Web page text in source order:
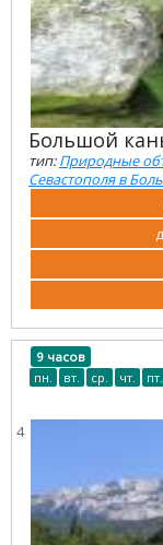
Большой
тип:Природные
Севастополя в
4
9 часов
пн.
вт. ср. чт. пт.